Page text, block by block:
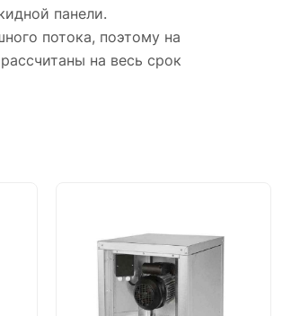
панели.
потока, поэтому на
на весь срок